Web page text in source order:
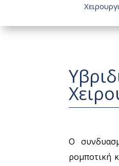
Ο
ρομποτική